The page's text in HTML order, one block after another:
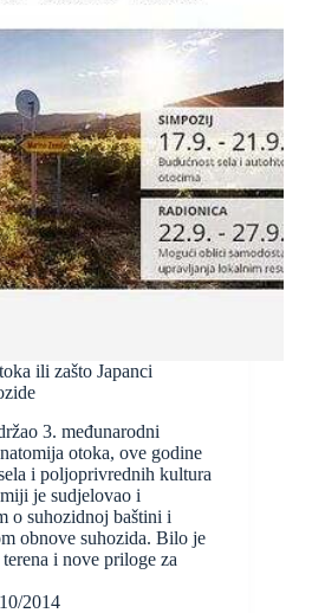
ili zašto Japanci
3. međunarodni
otoka, ove godine
i poljoprivrednih kultura
je sudjelovao i
o suhozidnoj baštini i
obnove suhozida. Bilo je
i nove priloge za
2014